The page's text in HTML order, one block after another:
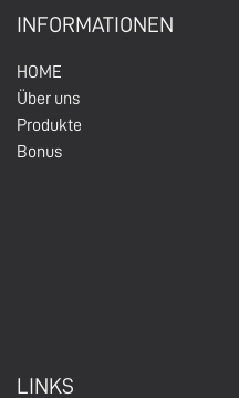
INFORMATIONEN
HOM E
Über uns
Produkte
Bonus
LINKS